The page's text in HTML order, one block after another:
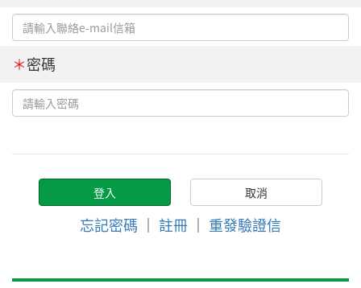
＊密碼
忘記密碼 ｜ 註冊 ｜ 重發驗證信